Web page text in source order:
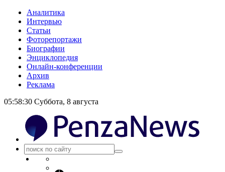
Аналитика
Интервью
Статьи
Фоторепортажи
Биографии
Энциклопедия
Онлайн-конференции
Архив
Реклама
05:58:31 Суббота, 8 августа